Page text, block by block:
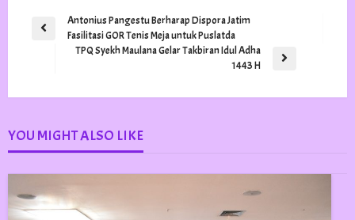
Navigasi
Previous
Antonius Pangestu Berharap Dispora Jatim
Fasilitasi GOR Tenis Meja untuk Puslatda
TPQ Syekh Maulana Gelar Takbiran Idul Adha
1443 H
YOU MIGHT ALSO LIKE